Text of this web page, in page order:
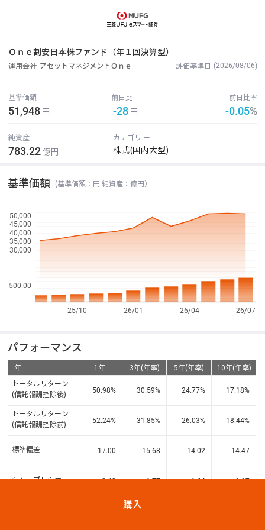
Ｏｎｅ割安日本株ファンド（年１回決算型）
運用会社 アセットマネジメントＯｎｅ 評価基準日 (2026/08/06)
基準価額 前日比 前日比率
51,948 円 -28 円 -0.05%
純資産 カテゴリ ー
783.22 億円 株式(国内大型)
基準価額 (基準価額：円 純資産：億円）
500.00
25/10 26/01 26/04 26/07
30,000
35,000
40,000
45,000
50,000
パフォーマンス
年 1年 3年(年率) 5年(年率) 10年(年率)
トータルリターン
(信託報酬控除後)
50.98% 30.59% 24.77% 17.18%
トータルリターン
(信託報酬控除前)
52.24% 31.85% 26.03% 18.44%
標準偏差 17.00 15.68 14.02 14.47
シャープレシオ 2.42 1.77 1.64 1.17
購入